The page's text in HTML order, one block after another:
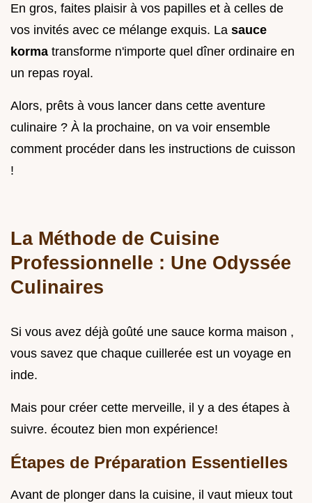
En gros, faites plaisir à vos papilles et à celles de
vos invités avec ce mélange exquis. La sauce
korma transforme n'importe quel dîner ordinaire en
un repas royal.
Alors, prêts à vous lancer dans cette aventure
culinaire ? À la prochaine, on va voir ensemble
comment procéder dans les instructions de cuisson
!
La Méthode de Cuisine
Professionnelle : Une Odyssée
Culinaires
Si vous avez déjà goûté une sauce korma maison ,
vous savez que chaque cuillerée est un voyage en
inde.
Mais pour créer cette merveille, il y a des étapes à
suivre. écoutez bien mon expérience!
Étapes de Préparation Essentielles
Avant de plonger dans la cuisine, il vaut mieux tout